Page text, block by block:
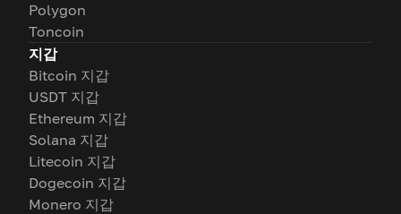
Polygon
Toncoin
지갑
Bitcoin 지갑
USDT 지갑
Ethereum 지갑
Solana 지갑
Litecoin 지갑
Dogecoin 지갑
Monero 지갑